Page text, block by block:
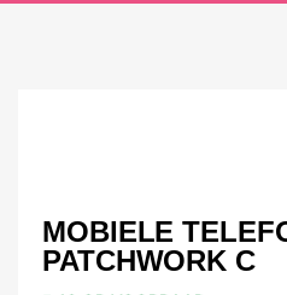
MOBIELE
PATCHWORK C